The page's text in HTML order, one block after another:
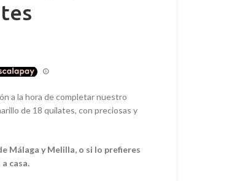
a la hora de completar nuestro
de 18 quilates, con preciosas y
Málaga y Melilla, o si lo prefieres
casa.